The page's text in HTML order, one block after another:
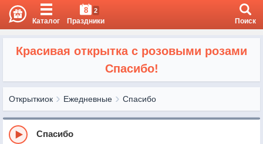
Каталог
8 2
Праздники Поиск
Красивая открытка с розовыми розами
Спасибо!
Открыткиок Ежедневные Спасибо
Спасибо